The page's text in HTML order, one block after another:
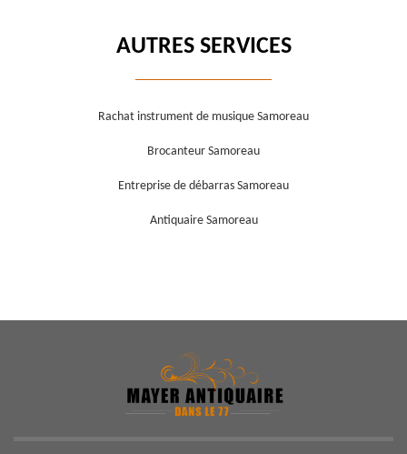
AUTRES SERVICES
Rachat instrument de musique Samoreau
Brocanteur Samoreau
Entreprise de débarras Samoreau
Antiquaire Samoreau